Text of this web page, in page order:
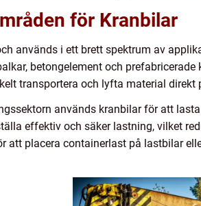
för Kranbilar
används i ett brett spektrum av
betongelement och
transportera och lyfta material direkt
används kranbilar för att
effektiv och säker lastning, vilket
att placera containerlast på lastbilar